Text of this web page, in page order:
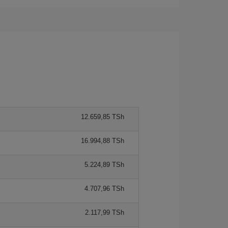
12.659,85 TSh
16.994,88 TSh
5.224,89 TSh
4.707,96 TSh
2.117,99 TSh